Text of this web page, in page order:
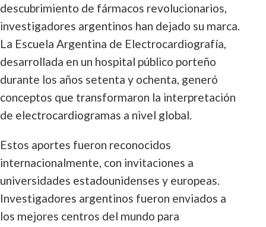
descubrimiento de fármacos revolucionarios,
investigadores argentinos han dejado su marca.
La Escuela Argentina de Electrocardiografía,
desarrollada en un hospital público porteño
durante los años setenta y ochenta, generó
conceptos que transformaron la interpretación
de electrocardiogramas a nivel global.
Estos aportes fueron reconocidos
internacionalmente, con invitaciones a
universidades estadounidenses y europeas.
Investigadores argentinos fueron enviados a
los mejores centros del mundo para